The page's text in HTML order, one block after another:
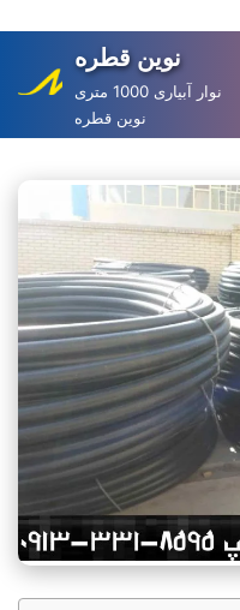
to
content
نوین قطره
نوار آبیاری 1000 متری
نوین قطره